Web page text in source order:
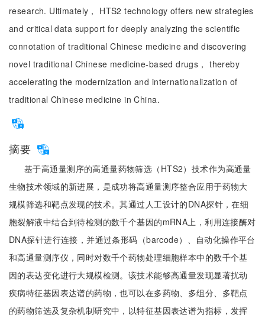
research. Ultimately， HTS2 technology offers new strategies
and critical data support for deeply analyzing the scientific
connotation of traditional Chinese medicine and discovering
novel traditional Chinese medicine-based drugs， thereby
accelerating the modernization and internationalization of
traditional Chinese medicine in China.
摘要
基于高通量测序的高通量药物筛选（HTS2）技术作为高通量
生物技术领域的新进展，是成功将高通量测序整合应用于药物大
规模筛选和靶点发现的技术。其通过人工设计的DNA探针，在细
胞裂解液中结合到待检测的数千个基因的mRNA上，利用连接酶对
DNA探针进行连接，并通过条形码（barcode）、自动化操作平台
和高通量测序仪，同时对数千个药物处理细胞样本中的数千个基
因的表达变化进行大规模检测。该技术能够高通量发现显著扰动
疾病特征基因表达谱的药物，也可以在多药物、多组分、多靶点
的药物筛选及复杂机制研究中，以特征基因表达谱为指标，发挥